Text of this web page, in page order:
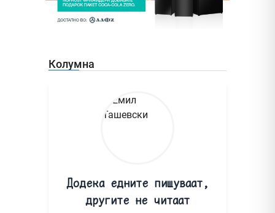
Колумна
Додека едните пишуваат,
другите не читаат